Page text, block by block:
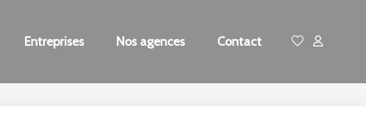
Entreprises Nos agences Contact